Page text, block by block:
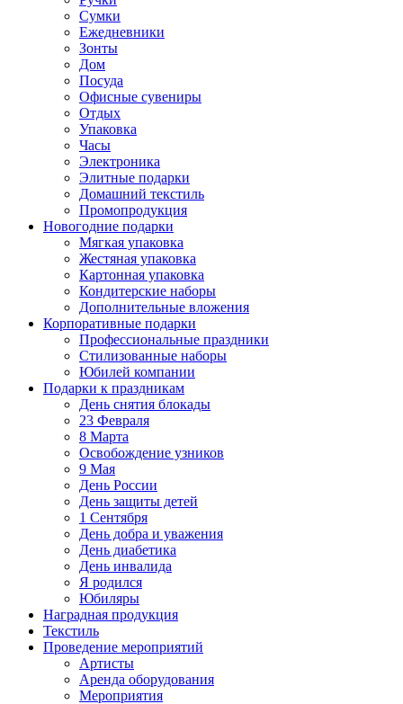
Сумки
Ежедневники
Зонты
Дом
Посуда
Офисные сувениры
Отдых
Упаковка
Часы
Электроника
Элитные подарки
Домашний текстиль
Промопродукция
Новогодние подарки
Мягкая упаковка
Жестяная упаковка
Картонная упаковка
Кондитерские наборы
Дополнительные вложения
Корпоративные подарки
Профессиональные праздники
Стилизованные наборы
Юбилей компании
Подарки к праздникам
День снятия блокады
23 Февраля
8 Марта
Освобождение узников
9 Мая
День России
День защиты детей
1 Сентября
День добра и уважения
День диабетика
День инвалида
Я родился
Юбиляры
Наградная продукция
Текстиль
Проведение мероприятий
Артисты
Аренда оборудования
Мероприятия